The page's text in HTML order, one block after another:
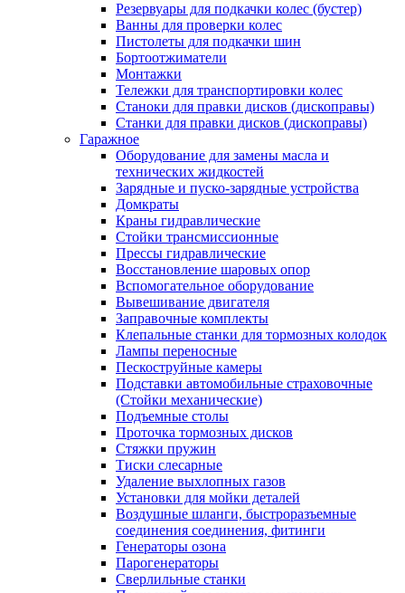
Резервуары для подкачки колес (бустер)
Ванны для проверки колес
Пистолеты для подкачки шин
Бортоотжиматели
Монтажки
Тележки для транспортировки колес
Станоки для правки дисков (дископравы)
Станки для правки дисков (дископравы)
Гаражное
Оборудование для замены масла и
технических жидкостей
Зарядные и пуско-зарядные устройства
Домкраты
Краны гидравлические
Стойки трансмиссионные
Прессы гидравлические
Восстановление шаровых опор
Вспомогательное оборудование
Вывешивание двигателя
Заправочные комплекты
Клепальные станки для тормозных колодок
Лампы переносные
Пескоструйные камеры
Подставки автомобильные страховочные
(Стойки механические)
Подъемные столы
Проточка тормозных дисков
Стяжки пружин
Тиски слесарные
Удаление выхлопных газов
Установки для мойки деталей
Воздушные шланги, быстроразъемные
соединения соединения, фитинги
Генераторы озона
Парогенераторы
Сверлильные станки